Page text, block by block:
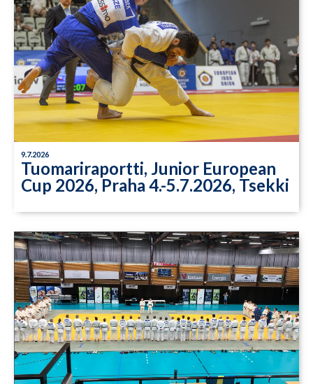
9.7.2026
Tuomariraportti, Junior European
Cup 2026, Praha 4.-5.7.2026, Tsekki